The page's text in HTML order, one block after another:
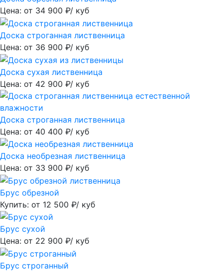
Цена: от 34 900 ₽/ куб
Доска строганная лиственница
Цена: от 36 900 ₽/ куб
Доска сухая лиственница
Цена: от 42 900 ₽/ куб
Доска строганная лиственница
Цена: от 40 400 ₽/ куб
Доска необрезная лиственница
Цена: от 33 900 ₽/ куб
Брус обрезной
Купить: от 12 500 ₽/ куб
Брус сухой
Цена: от 22 900 ₽/ куб
Брус строганный